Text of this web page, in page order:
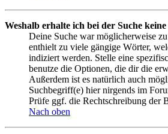
Weshalb erhalte ich bei der Suche keine
Deine Suche war möglicherweise
enthielt zu viele gängige Wörter,
indiziert werden. Stelle eine
benutze die Optionen, die dir die
Außerdem ist es natürlich auch
Suchbegriff(e) hier nirgends im
Prüfe ggf. die Rechtschreibung der
Nach oben